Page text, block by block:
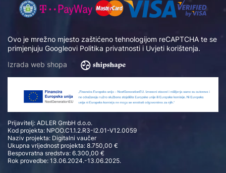
Ovo je mrežno mjesto zaštićeno tehnologijom reCAPTCHA te se
primjenjuju Googleovi Politika privatnosti i Uvjeti korištenja.
Izrada web shopa
Prijavitelj: ADLER GmbH d.o.o.
Kod projekta: NPOO.C1.1.2.R3-I2.01-V12.0059
Naziv projekta: Digitalni vaučer
Ukupna vrijednost projekta: 8.750,00 €
Bespovratna sredstva: 6.300,00 €
Rok provedbe: 13.06.2024.-13.06.2025.